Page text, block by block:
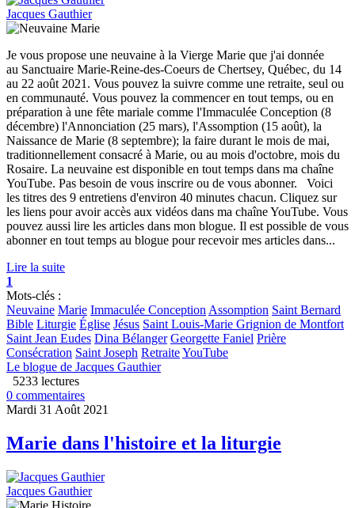
Jacques Gauthier
Je vous propose une neuvaine à la Vierge Marie que j'ai donnée
au Sanctuaire Marie-Reine-des-Coeurs de Chertsey, Québec, du 14
au 22 août 2021. Vous pouvez la suivre comme une retraite, seul ou
en communauté. Vous pouvez la commencer en tout temps, ou en
préparation à une fête mariale comme l'Immaculée Conception (8
décembre) l'Annonciation (25 mars), l'Assomption (15 août), la
Naissance de Marie (8 septembre); la faire durant le mois de mai,
traditionnellement consacré à Marie, ou au mois d'octobre, mois du
Rosaire. La neuvaine est disponible en tout temps dans ma chaîne
YouTube. Pas besoin de vous inscrire ou de vous abonner. Voici
les titres des 9 entretiens d'environ 40 minutes chacun. Cliquez sur
les liens pour avoir accès aux vidéos dans ma chaîne YouTube. Vous
pouvez aussi lire les articles dans mon blogue. Il est possible de vous
abonner en tout temps au blogue pour recevoir mes articles dans...
Lire la suite
1
Mots-clés :
Neuvaine Marie Immaculée Conception Assomption Saint Bernard
Bible Liturgie Église Jésus Saint Louis-Marie Grignion de Montfort
Saint Jean Eudes Dina Bélanger Georgette Faniel Prière
Consécration Saint Joseph RetraiteYouTube
Le blogue de Jacques Gauthier
5233 lectures
0 commentaires
Mardi 31 Août 2021
Marie dans l'histoire et la liturgie
Jacques Gauthier